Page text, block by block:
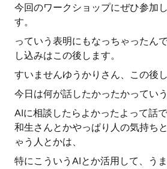
今回のワークショップにぜひ参加
す。
っていう表明にもなっちゃったん
し込みはこの後します。
すいませんゆうかりさん、この後し
今日は何が話したかったかっていう
AIに相談したらよかったよって話
和生さんとかやっぱり人の気持ち
ゃう人とかは、
特にこういうAIとか活用して、う